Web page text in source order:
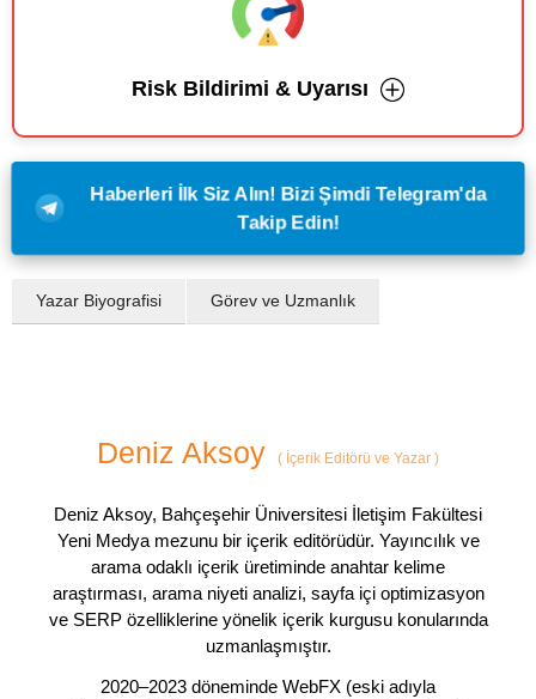
Risk Bildirimi & Uyarısı
Haberleri İlk Siz Alın! Bizi Şimdi Telegram'da
Takip Edin!
Yazar Biyografisi Görev ve Uzmanlık
Deniz Aksoy ( İçerik Editörü ve Yazar )
Deniz Aksoy, Bahçeşehir Üniversitesi İletişim Fakültesi
Yeni Medya mezunu bir içerik editörüdür. Yayıncılık ve
arama odaklı içerik üretiminde anahtar kelime
araştırması, arama niyeti analizi, sayfa içi optimizasyon
ve SERP özelliklerine yönelik içerik kurgusu konularında
uzmanlaşmıştır.
2020–2023 döneminde WebFX (eski adıyla